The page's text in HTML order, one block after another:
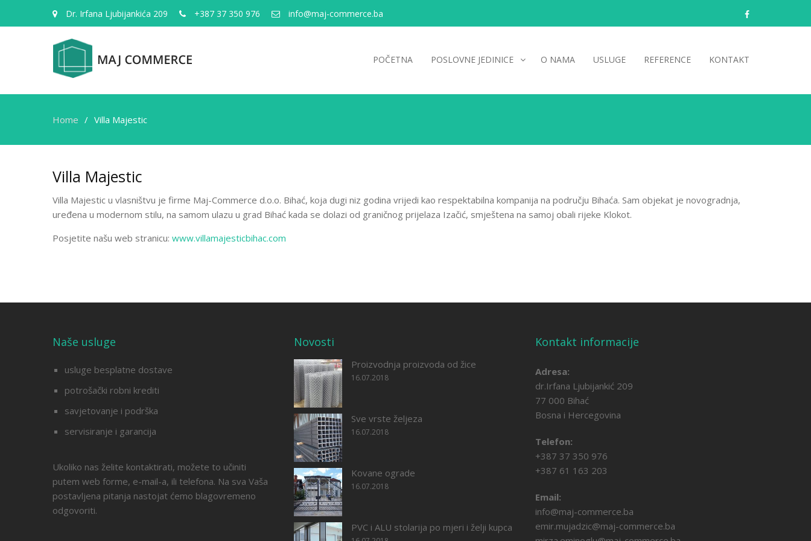
Dr. Irfana Ljubijankića 209 +387 37 350 976 info@maj-commerce.ba
POČETNA POSLOVNE JEDINICE O NAMA USLUGE REFERENCE KONTAKT
Home Villa Majestic
Villa Majestic
Villa Majestic u vlasništvu je firme Maj-Commerce d.o.o. Bihać, koja dugi niz godina vrijedi kao respektabilna kompanija na području Bihaća. Sam objekat je novogradnja,
uređena u modernom stilu, na samom ulazu u grad Bihać kada se dolazi od graničnog prijelaza Izačić, smještena na samoj obali rijeke Klokot.
Posjetite našu web stranicu: www.villamajesticbihac.com
Naše usluge
usluge besplatne dostave
potrošački robni krediti
savjetovanje i podrška
servisiranje i garancija
Ukoliko nas želite kontaktirati, možete to učiniti
putem web forme, e-mail-a, ili telefona. Na sva Vaša
postavljena pitanja nastojat ćemo blagovremeno
odgovoriti.
Novosti
Proizvodnja proizvoda od žice
16.07.2018
Sve vrste željeza
16.07.2018
Kovane ograde
16.07.2018
PVC i ALU stolarija po mjeri i želji kupca
Kontakt informacije
Adresa:
dr.Irfana Ljubijankić 209
77 000 Bihać
Bosna i Hercegovina
Telefon:
+387 37 350 976
+387 61 163 203
Email:
info@maj-commerce.ba
emir.mujadzic@maj-commerce.ba